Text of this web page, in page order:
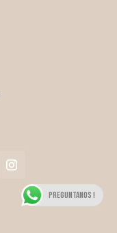
Preguntanos !